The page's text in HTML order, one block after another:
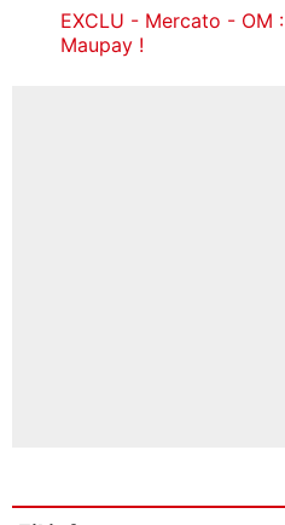
EXCLU - Mercato - OM
Maupay !